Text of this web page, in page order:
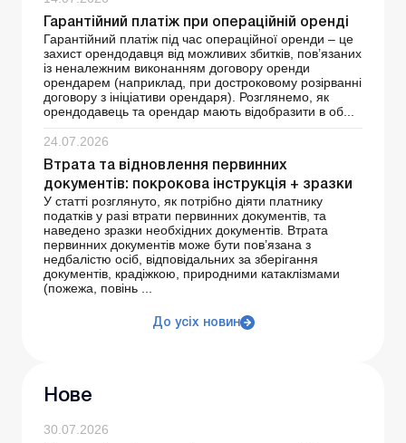
Гарантійний платіж при операційній оренді
Гарантійний платіж під час операційної оренди – це
захист орендодавця від можливих збитків, пов’язаних
із неналежним виконанням договору оренди
орендарем (наприклад, при достроковому розірванні
договору з ініціативи орендаря). Розглянемо, як
орендодавець та орендар мають відобразити в об...
24.07.2026
Втрата та відновлення первинних
документів: покрокова інструкція + зразки
У статті розглянуто, як потрібно діяти платнику
податків у разі втрати первинних документів, та
наведено зразки необхідних документів. Втрата
первинних документів може бути пов’язана з
недбалістю осіб, відповідальних за зберігання
документів, крадіжкою, природними катаклізмами
(пожежа, повінь ...
До усіх новин
Нове
30.07.2026